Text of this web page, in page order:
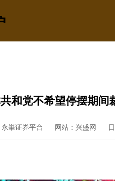
和党不希望停摆期
崋证券平台 网站：兴盛网